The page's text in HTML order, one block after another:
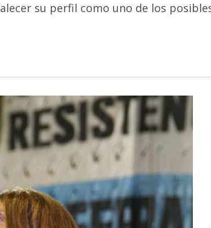
su perfil como uno de los